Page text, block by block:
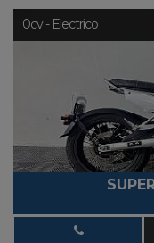
0cv - Electrico